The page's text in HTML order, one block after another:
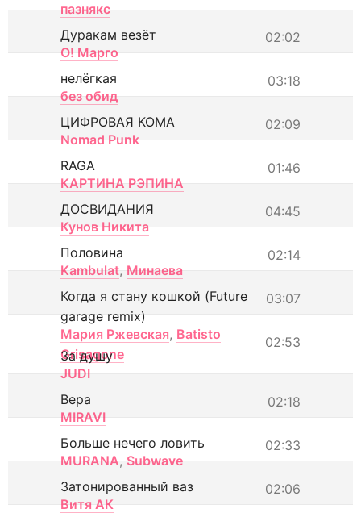
пазнякс
02:02
Дуракам везёт
О! Марго
03:18
нелёгкая
без обид
02:09
ЦИФРОВАЯ КОМА
Nomad Punk
01:46
RAGA
КАРТИНА РЭПИНА
04:45
ДОСВИДАНИЯ
Кунов Никита
02:14
Половина
Kambulat, Минаева
03:07
Когда я стану кошкой (Future
garage remix)
Мария Ржевская, Batisto
Grisagone
02:53
За душу
JUDI
02:18
Вера
MIRAVI
02:33
Больше нечего ловить
MURANA, Subwave
02:06
Затонированный ваз
Витя АК